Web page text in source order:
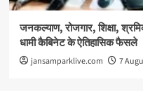
जनकल्याण, रोजगार, शिक्षा,
धामी कैबिनेट के ऐतिहासिक फैसले
jansamparklive.com 7